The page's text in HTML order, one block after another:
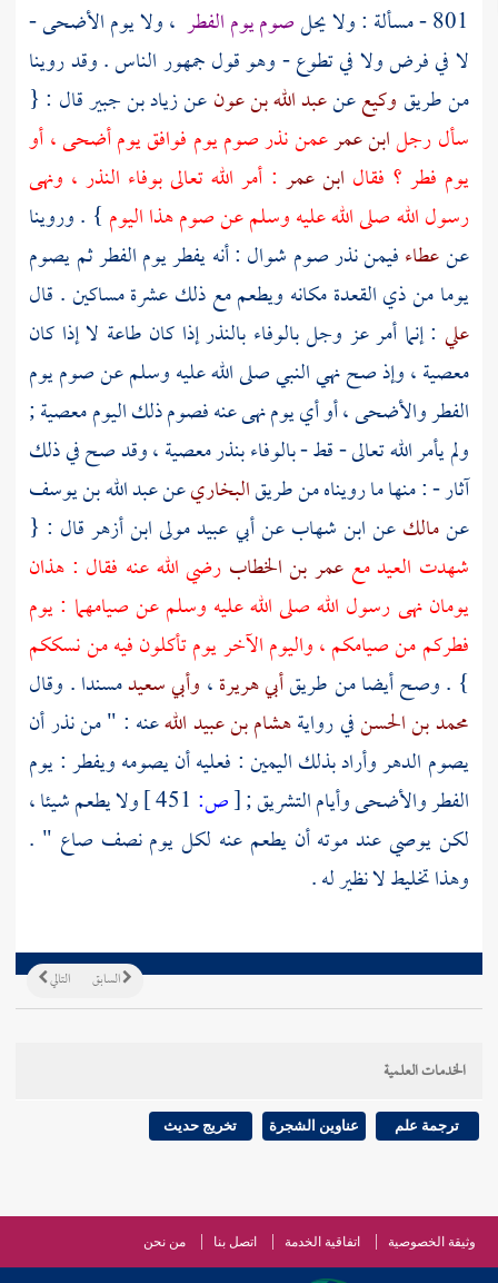
801 - مسألة : ولا يحل صوم يوم الفطر ، ولا يوم الأضحى -
لا في فرض ولا في تطوع - وهو قول جمهور الناس . وقد روينا
من طريقوكيععنعبد الله بن عونعنزياد بن جبيرقال : {
سأل رجلابن عمرعمن نذر صوم يوم فوافق يوم أضحى ، أو
يوم فطر ؟ فقال ابن عمر : أمر الله تعالى بوفاء النذر ، ونهى
رسول الله صلى الله عليه وسلم عن صوم هذا اليوم } . وروينا
عنعطاءفيمن نذر صوم شوال : أنه يفطر يوم الفطر ثم يصوم
يوما من ذي القعدة مكانه ويطعم مع ذلك عشرة مساكين . قال
علي : إنما أمر عز وجل بالوفاء بالنذر إذا كان طاعة لا إذا كان
معصية ، وإذ صح نهي النبي صلى الله عليه وسلم عن صوم يوم
الفطر والأضحى ، أو أي يوم نهى عنه فصوم ذلك اليوم معصية ;
ولم يأمر الله تعالى - قط - بالوفاء بنذر معصية ، وقد صح في ذلك
آثار - : منها ما رويناه من طريقالبخاريعنعبد الله بن يوسف
عنمالكعنابن شهابعنأبي عبيد مولى ابن أزهرقال : {
شهدت العيد مععمر بن الخطاب رضي الله عنه فقال : هذان
يومان نهى رسول الله صلى الله عليه وسلم عن صيامهما : يوم
فطركم من صيامكم ، واليوم الآخر يوم تأكلون فيه من نسككم
} . وصح أيضا من طريقأبي هريرة، وأبي سعيدمسندا . وقال
محمد بن الحسنفي روايةهشام بن عبيد اللهعنه : " من نذر أن
يصوم الدهر وأراد بذلك اليمين : فعليه أن يصومه ويفطر : يوم
الفطر والأضحى وأيام التشريق ;[ص:
ولا يطعم شيئا ،
لكن يوصي عند موته أن يطعم عنه لكل يوم نصف صاع " .
وهذا تخليط لا نظير له .
التالي السابق
الخدمات العلمية
ترجمة علم عناوين الشجرة تخريج حديث
وثيقة الخصوصية اتفاقية الخدمة اتصل بنا من نحن